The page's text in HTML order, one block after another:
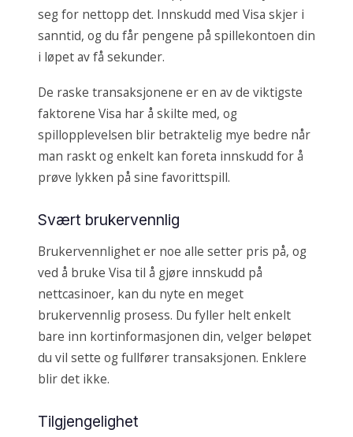
seg for nettopp det. Innskudd med Visa skjer i
sanntid, og du får pengene på spillekontoen din
i løpet av få sekunder.
De raske transaksjonene er en av de viktigste
faktorene Visa har å skilte med, og
spillopplevelsen blir betraktelig mye bedre når
man raskt og enkelt kan foreta innskudd for å
prøve lykken på sine favorittspill.
Svært brukervennlig
Brukervennlighet er noe alle setter pris på, og
ved å bruke Visa til å gjøre innskudd på
nettcasinoer, kan du nyte en meget
brukervennlig prosess. Du fyller helt enkelt
bare inn kortinformasjonen din, velger beløpet
du vil sette og fullfører transaksjonen. Enklere
blir det ikke.
Tilgjengelighet